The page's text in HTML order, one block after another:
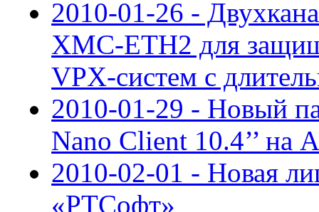
2010-01-26 -
XMC-ETH2 для
VPX-систем с
2010-01-29 - Новый
Nano Client 10.4’’ на
2010-02-01 - Новая
«РТСофт»